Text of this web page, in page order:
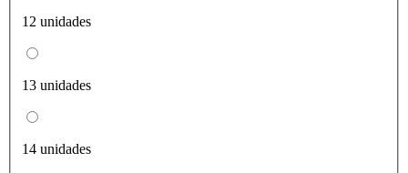
12 unidades
13 unidades
14 unidades